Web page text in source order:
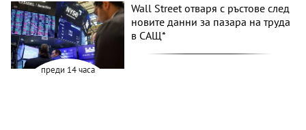
преди 14 часа
Wall Street отваря с ръстове след
новите данни за пазара на труда
в САЩ*